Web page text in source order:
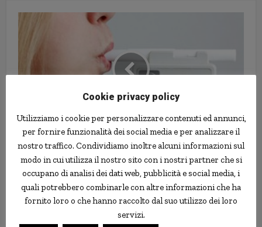
Arrestata per guida in stato di
ebbrezza… mentre andava al
processo per guida in stato di
ebbrezza
Cookie privacy policy
Utilizziamo i cookie per personalizzare contenuti ed annunci,
per fornire funzionalità dei social media e per analizzare il
nostro traffico. Condividiamo inoltre alcuni informazioni sul
modo in cui utilizza il nostro sito con i nostri partner che si
occupano di analisi dei dati web, pubblicità e social media, i
quali potrebbero combinarle con altre informazioni che ha
fornito loro o che hanno raccolto dal suo utilizzo dei loro
servizi.